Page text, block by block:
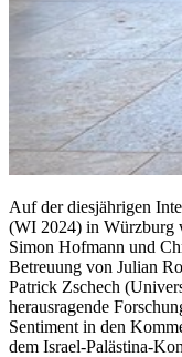
Auf der diesjährigen
(WI 2024) in Würzburg
Simon Hofmann und
Betreuung von Julian
Patrick Zschech
herausragende
Sentiment in den
dem Israel-Palästina-